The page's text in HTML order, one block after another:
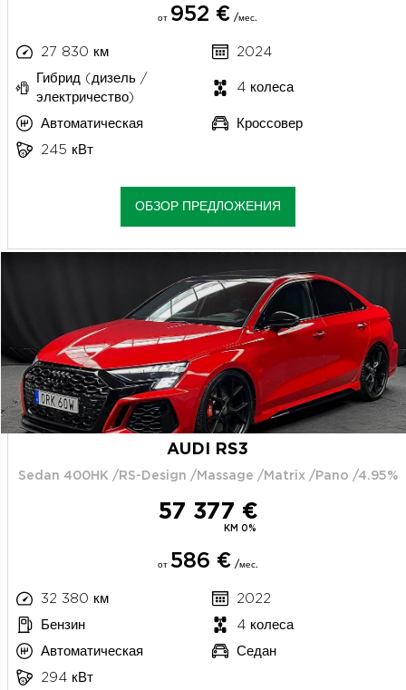
от 952 € /мес.
27 830 км
2024
Гибрид (дизель /
электричество)
4 колеса
Автоматическая
Кроссовер
245 кВт
ОБЗОР ПРЕДЛОЖЕНИЯ
AUDI RS3
Sedan 400HK /RS-Design /Massage /Matrix /Pano /4.95%
57 377 €
KM 0%
от 586 € /мес.
32 380 км
2022
Бензин
4 колеса
Автоматическая
Седан
294 кВт